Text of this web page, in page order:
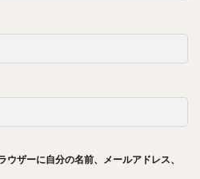
ザーに自分の名前、メールアドレス、